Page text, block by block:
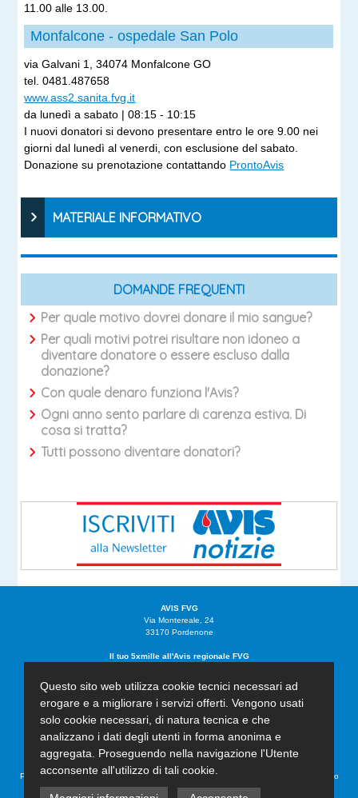
11.00 alle 13.00.
Monfalcone - ospedale San Polo
via Galvani 1, 34074 Monfalcone GO
tel. 0481.487658
www.ass2.sanita.fvg.it
da lunedì a sabato | 08:15 - 10:15
I nuovi donatori si devono presentare entro le ore 9.00 nei
giorni dal lunedì al venerdi, con esclusione del sabato.
Donazione su prenotazione contattando ProntoAvis
MATERIALE INFORMATIVO
DOMANDE FREQUENTI
Per quale motivo dovrei donare il mio sangue?
Per quali motivi potrei risultare non idoneo a
diventare donatore o essere escluso dalla
donazione?
Con quale denaro funziona l'Avis?
Ogni anno sento parlare di carenza estiva. Di
cosa si tratta?
Tutti possono diventare donatori?
AVIS FVG
Via Montereale, 24
33170 Pordenone
Il tuo 5xmille all'Avis regionale FVG
Fax. 0434.253707
friuliveneziagiulia@avis.it
avisfriuliveneziagiulia@pec.it
Iscritta al registro del volontariato Regione Friuli Venezia Giulia al n°594 con decreto
n°880 del 24/02/2015
PRIVACY: Il Responsabile Protezione Dati (DPO) di Avis FVG è contattabile all'indirizzo
dpo@studiolegalevicenzotto.it
Questo sito web utilizza cookie tecnici necessari ad
erogare e a migliorare i servizi offerti. Vengono usati
solo cookie necessari, di natura tecnica e che
analizzano i dati degli utenti in forma anonima e
aggregata. Proseguendo nella navigazione l'Utente
acconsente all'utilizzo di tali cookie.